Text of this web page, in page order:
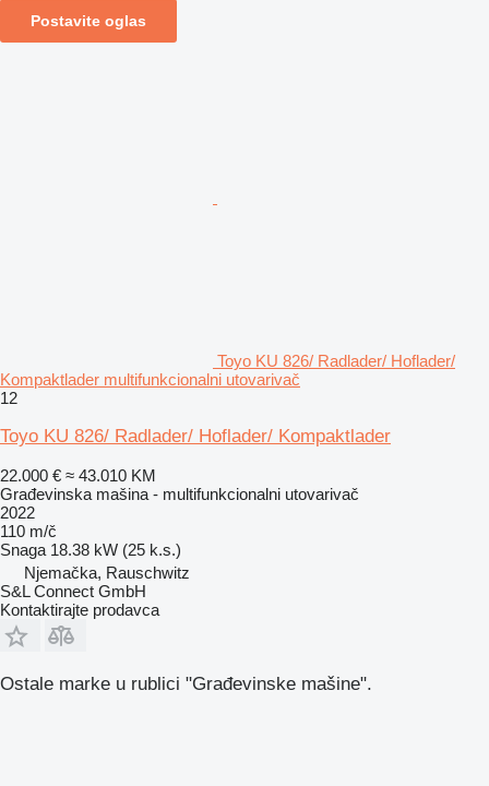
Postavite oglas
Toyo KU 826/ Radlader/ Hoflader/
Kompaktlader multifunkcionalni utovarivač
12
Toyo KU 826/ Radlader/ Hoflader/ Kompaktlader
22.000 € ≈ 43.010 KM
Građevinska mašina - multifunkcionalni utovarivač
2022
110 m/č
Snaga 18.38 kW (25 k.s.)
Njemačka, Rauschwitz
S&L Connect GmbH
Kontaktirajte prodavca
Ostale marke u rublici "Građevinske mašine".